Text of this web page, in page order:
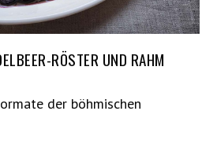
RÖSTER UND RAHM
der böhmischen